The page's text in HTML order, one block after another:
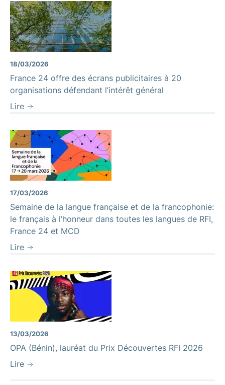
18/03/2026
France 24 offre des écrans publicitaires à 20
organisations défendant l’intérêt général
Lire
17/03/2026
Semaine de la langue française et de la francophonie:
le français à l’honneur dans toutes les langues de RFI,
France 24 et MCD
Lire
13/03/2026
OPA (Bénin), lauréat du Prix Découvertes RFI 2026
Lire